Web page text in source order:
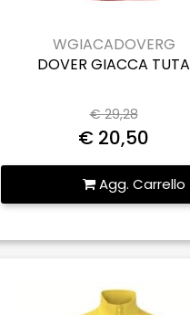
WGIACADOVERG
DOVER GIACCA TUTA
€ 29,28
€ 20,50
Quantità
Agg. Carrello